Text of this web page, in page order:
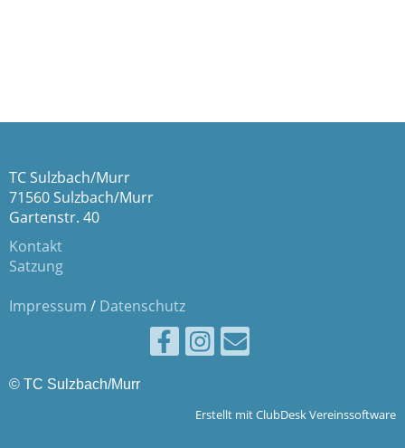
TC Sulzbach/Murr
71560 Sulzbach/Murr
Gartenstr. 40
Kontakt
Satzung
Impressum / Datenschutz
© TC Sulzbach/Murr
Erstellt mit ClubDesk Vereinssoftware